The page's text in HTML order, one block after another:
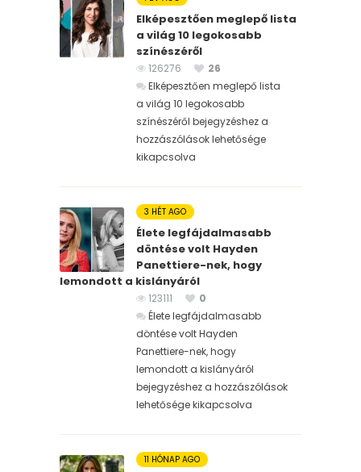
Elképesztően meglepő lista
a világ 10 legokosabb
színészéről
126276
26
Elképesztően meglepő lista
a világ 10 legokosabb
színészéről bejegyzéshez a
hozzászólások lehetősége
kikapcsolva
3 HÉT AGO
Élete legfájdalmasabb
döntése volt Hayden
Panettiere-nek, hogy
lemondott a kislányáról
123111
0
Élete legfájdalmasabb
döntése volt Hayden
Panettiere-nek, hogy
lemondott a kislányáról
bejegyzéshez a hozzászólások
lehetősége kikapcsolva
11 HÓNAP AGO